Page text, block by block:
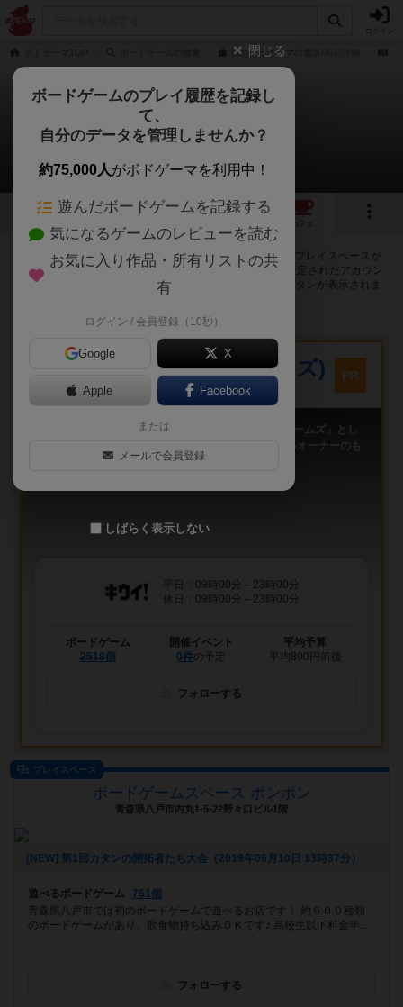
街のアライグマの通販/商品詳細
街のアライグマ
17店のカフェ/スペースが提供中
2 1
カフェ
街のアライグマで遊ぶことができるボードゲームカフェ・プレイスペースが
17店登録されています。公開プロフィールの都道府県が設定されたアカウン
トでログインすると、同じ都道府県内の店舗に絞り込むボタンが表示されま
キウイ！(旧:キウイゲームズ)
大阪府大阪市中央区森ノ宮中央2-8-2 永田中央ビル2階
PR
「キウイ！」は、2011年9月大阪日本橋で「キウイゲームズ」とし
てスタートしたボードゲームカフェです。 今は新しいオーナーのも
平日：09時00分～23時00分
休日：09時00分～23時00分
ボードゲーム
2518個
開催イベント
0件の予定
平均予算
平均800円前後
フォローする
プレイスペース
ボードゲームスペース ポンポン
青森県八戸市内丸1-5-22野々口ビル1階
[NEW] 第1回カタンの開拓者たち大会（2019年06月10日 13時37分）
遊べるボードゲーム
761個
青森県八戸市では初のボードゲームで遊べるお店です！ 約６００種類
のボードゲームがあり、飲食物持ち込みＯＫです♪︎ 高校生以下料金半...
フォローする
閉じる
ボードゲームのプレイ履歴を記録し
て、
自分のデータを管理しませんか？
約75,000人がボドゲーマを利用中！
遊んだボードゲームを記録する
気になるゲームのレビューを読む
お気に入り作品・所有リストの共
有
ログイン / 会員登録（10秒）
Google X
Apple Facebook
または
メールで会員登録
しばらく表示しない